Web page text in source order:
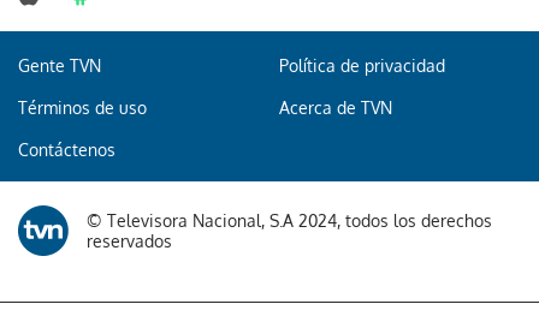
Gente TVN Política de privacidad
Términos de uso Acerca de TVN
Contáctenos
© Televisora Nacional, S.A 2024, todos los derechos
reservados